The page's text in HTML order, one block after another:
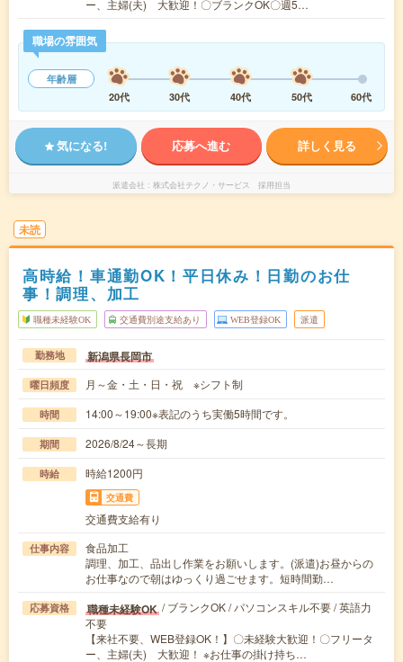
ー、主婦(夫) 大歓迎！〇ブランクOK〇週5…
職場の雰囲気
年齢層
20代
30代 40代 50代 60代
気になる! 応募へ進む 詳しく見る
派遣会社 株式会社テクノ・サービス 採用担当
未読
高時給！車通勤OK！平日休み！日勤のお仕
事！調理、加工
職種未経験OK 交通費別途支給あり WEB登録OK 派遣
勤務地 新潟県長岡市
曜日頻度 月～金・土・日・祝 ※シフト制
時間 14:00～19:00※表記のうち実働5時間です。
期間 2026/8/24～長期
時給 時給1200円
交通費
交通費支給有り
仕事内容
食品加工
調理、加工、品出し作業をお願いします。(派遣)お昼からの
お仕事なので朝はゆっくり過ごせます。短時間勤…
応募資格 職種未経験OK / ブランクOK / パソコンスキル不要 / 英語力
不要
【来社不要、WEB登録OK！】〇未経験大歓迎！〇フリータ
ー、主婦(夫) 大歓迎！ ※お仕事の掛け持ち…